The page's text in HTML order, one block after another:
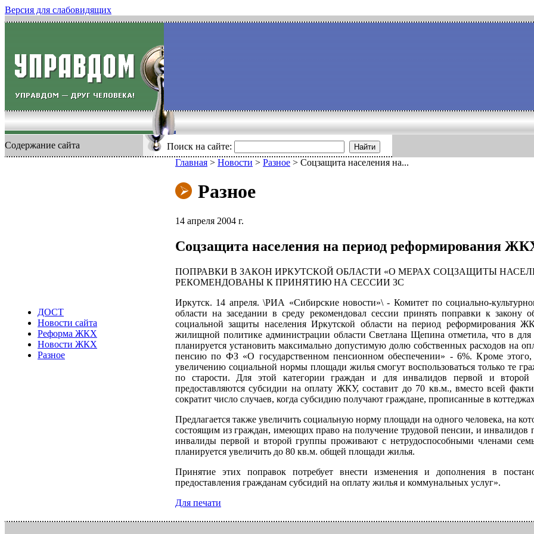
Версия для слабовидящих
Содержание сайта Поиск на сайте: Найти
ДОСТ
Новости сайта
Реформа ЖКХ
Новости ЖКХ
Разное
Главная > Новости > Разное > Соцзащита населения на...
Разное
14 апреля 2004 г.
Соцзащита населения на период реформирования
ПОПРАВКИ В ЗАКОН ИРКУТСКОЙ ОБЛАСТИ «О МЕРАХ СОЦЗАЩИТЫ
РЕКОМЕНДОВАНЫ К ПРИНЯТИЮ НА СЕССИИ ЗС
Иркутск. 14 апреля. \РИА «Сибирские новости»\ - Комитет по социально-
области на заседании в среду рекомендовал сессии принять поправки к
социальной защиты населения Иркутской области на период реформирования
жилищной политике администрации области Светлана Щепина отметила, что в
планируется установить максимально допустимую долю собственных расходов на
пенсию по ФЗ «О государственном пенсионном обеспечении» - 6%. Кроме этого,
увеличению социальной нормы площади жилья смогут воспользоваться только те
по старости. Для этой категории граждан и для инвалидов первой и
предоставляются субсидии на оплату ЖКУ, составит до 70 кв.м., вместо всей
сократит число случаев, когда субсидию получают граждане, прописанные в
Предлагается также увеличить социальную норму площади на одного человека, на
состоящим из граждан, имеющих право на получение трудовой пенсии, и
инвалиды первой и второй группы проживают с нетрудоспособными членами
планируется увеличить до 80 кв.м. общей площади жилья.
Принятие этих поправок потребует внести изменения и дополнения в
предоставления гражданам субсидий на оплату жилья и коммунальных услуг».
Для печати